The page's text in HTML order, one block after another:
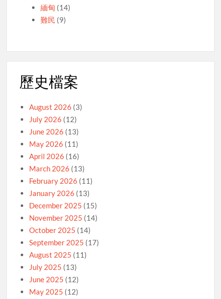
緬甸 (14)
難民 (9)
歷史檔案
August 2026 (3)
July 2026 (12)
June 2026 (13)
May 2026 (11)
April 2026 (16)
March 2026 (13)
February 2026 (11)
January 2026 (13)
December 2025 (15)
November 2025 (14)
October 2025 (14)
September 2025 (17)
August 2025 (11)
July 2025 (13)
June 2025 (12)
May 2025 (12)